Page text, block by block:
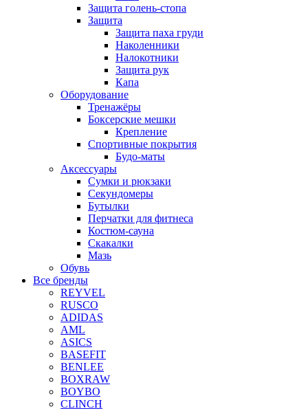
Защита голень-стопа
Защита
Защита паха груди
Наколенники
Налокотники
Защита рук
Капа
Оборудование
Тренажёры
Боксерские мешки
Крепление
Спортивные покрытия
Будо-маты
Аксессуары
Сумки и рюкзаки
Секундомеры
Бутылки
Перчатки для фитнеса
Костюм-сауна
Скакалки
Мазь
Обувь
Все бренды
REYVEL
RUSCO
ADIDAS
AML
ASICS
BASEFIT
BENLEE
BOXRAW
BOYBO
CLINCH